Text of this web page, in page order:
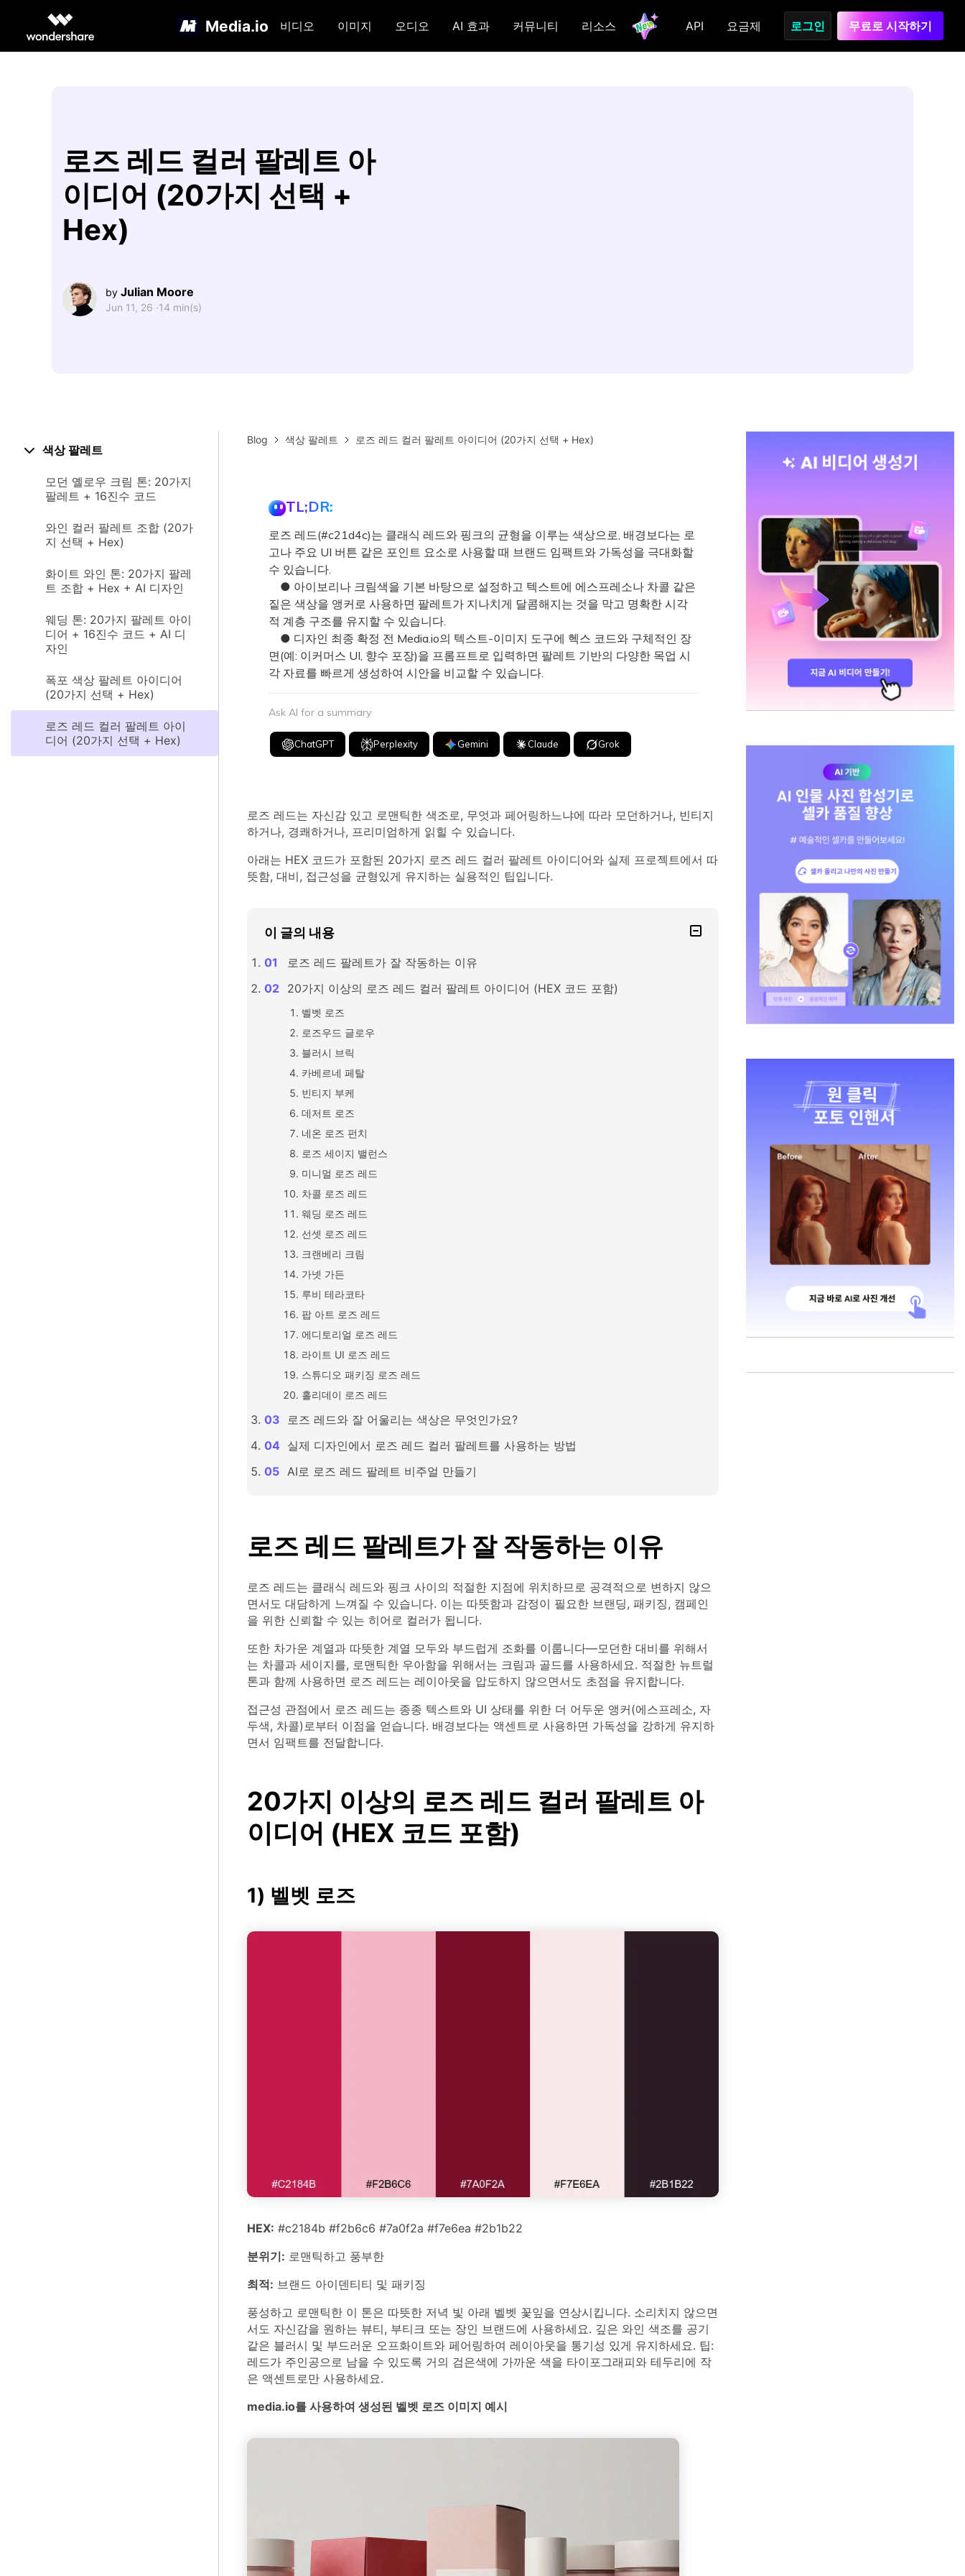
Media.io 비디오 이미지 오디오 AI 효과 커뮤니티 리소스 API 요금제 로그인 무료로 시작하기
로즈 레드 컬러 팔레트 아
이디어 (20가지 선택 +
Hex)
by Julian Moore
Jun 11, 26 ·14 min(s)
색상 팔레트
모던 옐로우 크림 톤: 20가지
팔레트 + 16진수 코드
와인 컬러 팔레트 조합 (20가
지 선택 + Hex)
화이트 와인 톤: 20가지 팔레
트 조합 + Hex + AI 디자인
웨딩 톤: 20가지 팔레트 아이
디어 + 16진수 코드 + AI 디
자인
폭포 색상 팔레트 아이디어
(20가지 선택 + Hex)
로즈 레드 컬러 팔레트 아이
디어 (20가지 선택 + Hex)
Blog 색상 팔레트 로즈 레드 컬러 팔레트 아이디어 (20가지 선택 + Hex)
TL;DR:
로즈 레드(#c21d4c)는 클래식 레드와 핑크의 균형을 이루는 색상으로, 배경보다는 로
고나 주요 UI 버튼 같은 포인트 요소로 사용할 때 브랜드 임팩트와 가독성을 극대화할
수 있습니다.
● 아이보리나 크림색을 기본 바탕으로 설정하고 텍스트에 에스프레소나 차콜 같은
짙은 색상을 앵커로 사용하면 팔레트가 지나치게 달콤해지는 것을 막고 명확한 시각
적 계층 구조를 유지할 수 있습니다.
● 디자인 최종 확정 전 Media.io의 텍스트-이미지 도구에 헥스 코드와 구체적인 장
면(예: 이커머스 UI, 향수 포장)을 프롬프트로 입력하면 팔레트 기반의 다양한 목업 시
각 자료를 빠르게 생성하여 시안을 비교할 수 있습니다.
Ask AI for a summary
ChatGPT Perplexity Gemini Claude Grok
로즈 레드는 자신감 있고 로맨틱한 색조로, 무엇과 페어링하느냐에 따라 모던하거나, 빈티지
하거나, 경쾌하거나, 프리미엄하게 읽힐 수 있습니다.
아래는 HEX 코드가 포함된 20가지 로즈 레드 컬러 팔레트 아이디어와 실제 프로젝트에서 따
뜻함, 대비, 접근성을 균형있게 유지하는 실용적인 팁입니다.
이 글의 내용
로즈 레드 팔레트가 잘 작동하는 이유
20가지 이상의 로즈 레드 컬러 팔레트 아이디어 (HEX 코드 포함)
벨벳 로즈
로즈우드 글로우
블러시 브릭
카베르네 페탈
빈티지 부케
데저트 로즈
네온 로즈 펀치
로즈 세이지 밸런스
미니멀 로즈 레드
차콜 로즈 레드
웨딩 로즈 레드
선셋 로즈 레드
크랜베리 크림
가넷 가든
루비 테라코타
팝 아트 로즈 레드
에디토리얼 로즈 레드
라이트 UI 로즈 레드
스튜디오 패키징 로즈 레드
홀리데이 로즈 레드
로즈 레드와 잘 어울리는 색상은 무엇인가요?
실제 디자인에서 로즈 레드 컬러 팔레트를 사용하는 방법
AI로 로즈 레드 팔레트 비주얼 만들기
로즈 레드 팔레트가 잘 작동하는 이유
로즈 레드는 클래식 레드와 핑크 사이의 적절한 지점에 위치하므로 공격적으로 변하지 않으
면서도 대담하게 느껴질 수 있습니다. 이는 따뜻함과 감정이 필요한 브랜딩, 패키징, 캠페인
을 위한 신뢰할 수 있는 히어로 컬러가 됩니다.
또한 차가운 계열과 따뜻한 계열 모두와 부드럽게 조화를 이룹니다—모던한 대비를 위해서
는 차콜과 세이지를, 로맨틱한 우아함을 위해서는 크림과 골드를 사용하세요. 적절한 뉴트럴
톤과 함께 사용하면 로즈 레드는 레이아웃을 압도하지 않으면서도 초점을 유지합니다.
접근성 관점에서 로즈 레드는 종종 텍스트와 UI 상태를 위한 더 어두운 앵커(에스프레소, 자
두색, 차콜)로부터 이점을 얻습니다. 배경보다는 액센트로 사용하면 가독성을 강하게 유지하
면서 임팩트를 전달합니다.
20가지 이상의 로즈 레드 컬러 팔레트 아
이디어 (HEX 코드 포함)
1) 벨벳 로즈
HEX: #c2184b #f2b6c6 #7a0f2a #f7e6ea #2b1b22
분위기: 로맨틱하고 풍부한
최적: 브랜드 아이덴티티 및 패키징
풍성하고 로맨틱한 이 톤은 따뜻한 저녁 빛 아래 벨벳 꽃잎을 연상시킵니다. 소리치지 않으면
서도 자신감을 원하는 뷰티, 부티크 또는 장인 브랜드에 사용하세요. 깊은 와인 색조를 공기
같은 블러시 및 부드러운 오프화이트와 페어링하여 레이아웃을 통기성 있게 유지하세요. 팁:
레드가 주인공으로 남을 수 있도록 거의 검은색에 가까운 색을 타이포그래피와 테두리에 작
은 액센트로만 사용하세요.
media.io를 사용하여 생성된 벨벳 로즈 이미지 예시